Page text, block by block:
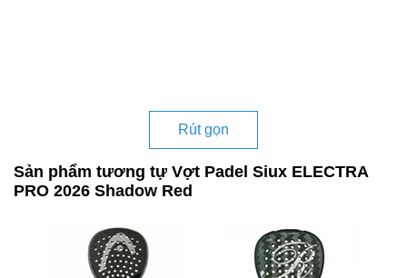
Rút gọn
Sản phẩm tương tự Vợt Padel Siux ELECTRA
PRO 2026 Shadow Red